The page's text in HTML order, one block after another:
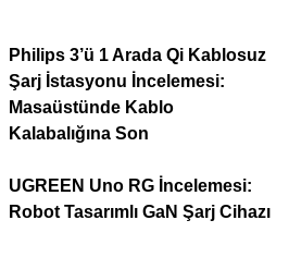
Philips 3’ü 1 Arada Qi Kablosuz
Şarj İstasyonu İncelemesi:
Masaüstünde Kablo
Kalabalığına Son
UGREEN Uno RG İncelemesi:
Robot Tasarımlı GaN Şarj Cihazı